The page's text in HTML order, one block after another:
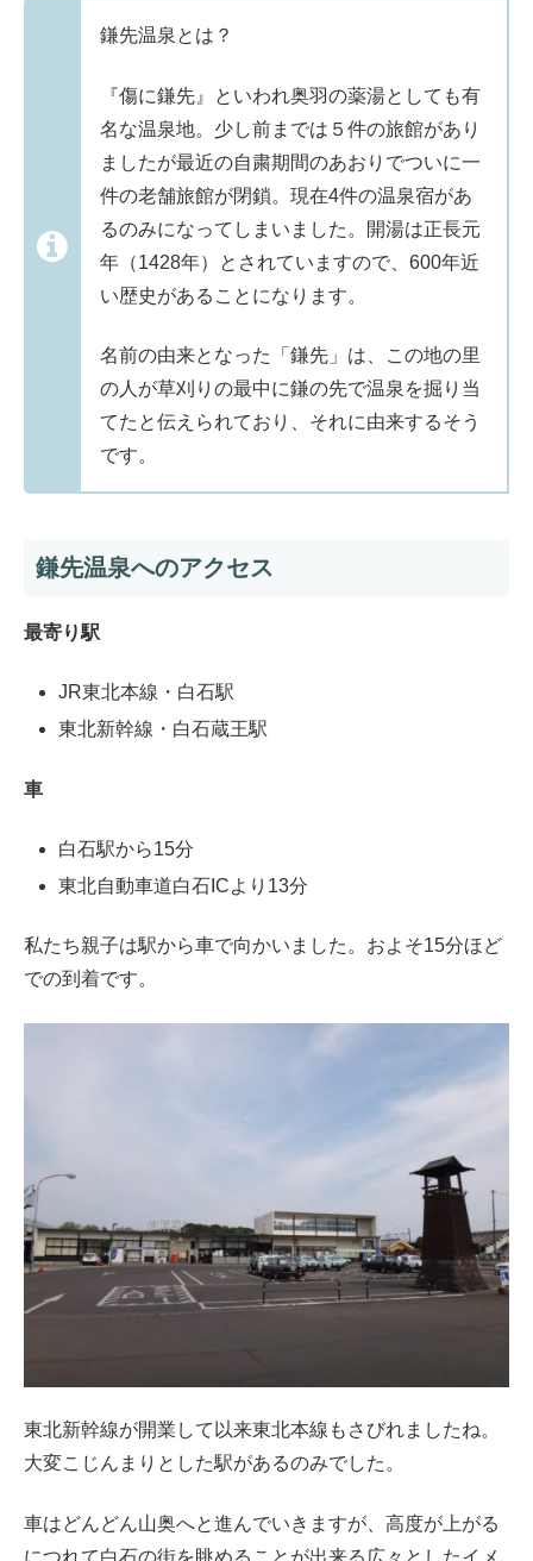
鎌先温泉とは？
『傷に鎌先』といわれ奥羽の薬湯としても有
名な温泉地。少し前までは５件の旅館があり
ましたが最近の自粛期間のあおりでついに一
件の老舗旅館が閉鎖。現在4件の温泉宿があ
るのみになってしまいました。開湯は正長元
年（1428年）とされていますので、600年近
い歴史があることになります。
名前の由来となった「鎌先」は、この地の里
の人が草刈りの最中に鎌の先で温泉を掘り当
てたと伝えられており、それに由来するそう
です。
鎌先温泉へのアクセス
最寄り駅
JR東北本線・白石駅
東北新幹線・白石蔵王駅
車
白石駅から15分
東北自動車道白石ICより13分
私たち親子は駅から車で向かいました。およそ15分ほど
での到着です。
東北新幹線が開業して以来東北本線もさびれましたね。
大変こじんまりとした駅があるのみでした。
車はどんどん山奥へと進んでいきますが、高度が上がる
につれて白石の街を眺めることが出来る広々としたイメ